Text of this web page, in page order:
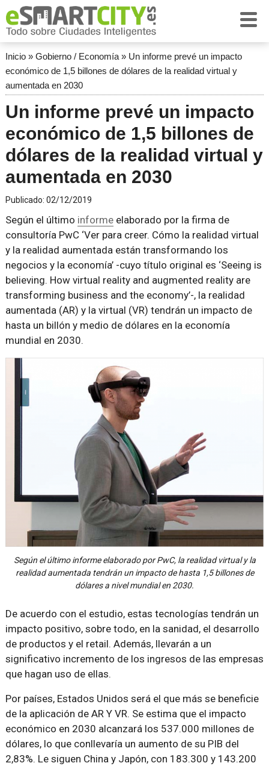
Inicio» Gobierno / Economía» Un informe prevé un impacto
económico de 1,5 billones de dólares de la realidad virtual y
aumentada en 2030
Un informe prevé un impacto
económico de 1,5 billones de
dólares de la realidad virtual y
aumentada en 2030
Publicado: 02/12/2019
Según el último informeelaborado por la firma de
consultoría PwC ‘Ver para creer. Cómo la realidad virtual
y la realidad aumentada están transformando los
negocios y la economía’ -cuyo título original es ‘Seeing is
believing. How virtual reality and augmented reality are
transforming business and the economy’-, la realidad
aumentada (AR) y la virtual (VR) tendrán un impacto de
hasta un billón y medio de dólares en la economía
mundial en 2030.
Según el último informe elaborado por PwC, la realidad virtual y la
realidad aumentada tendrán un impacto de hasta 1,5 billones de
dólares a nivel mundial en 2030.
De acuerdo con el estudio, estas tecnologías tendrán un
impacto positivo, sobre todo, en la sanidad, el desarrollo
de productos y el retail. Además, llevarán a un
significativo incremento de los ingresos de las empresas
que hagan uso de ellas.
Por países, Estados Unidos será el que más se beneficie
de la aplicación de AR Y VR. Se estima que el impacto
económico en 2030 alcanzará los 537.000 millones de
dólares, lo que conllevaría un aumento de su PIB del
2,83%. Le siguen China y Japón, con 183.300 y 143.200